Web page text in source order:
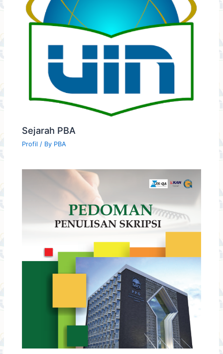
Sejarah PBA
Profil / By PBA